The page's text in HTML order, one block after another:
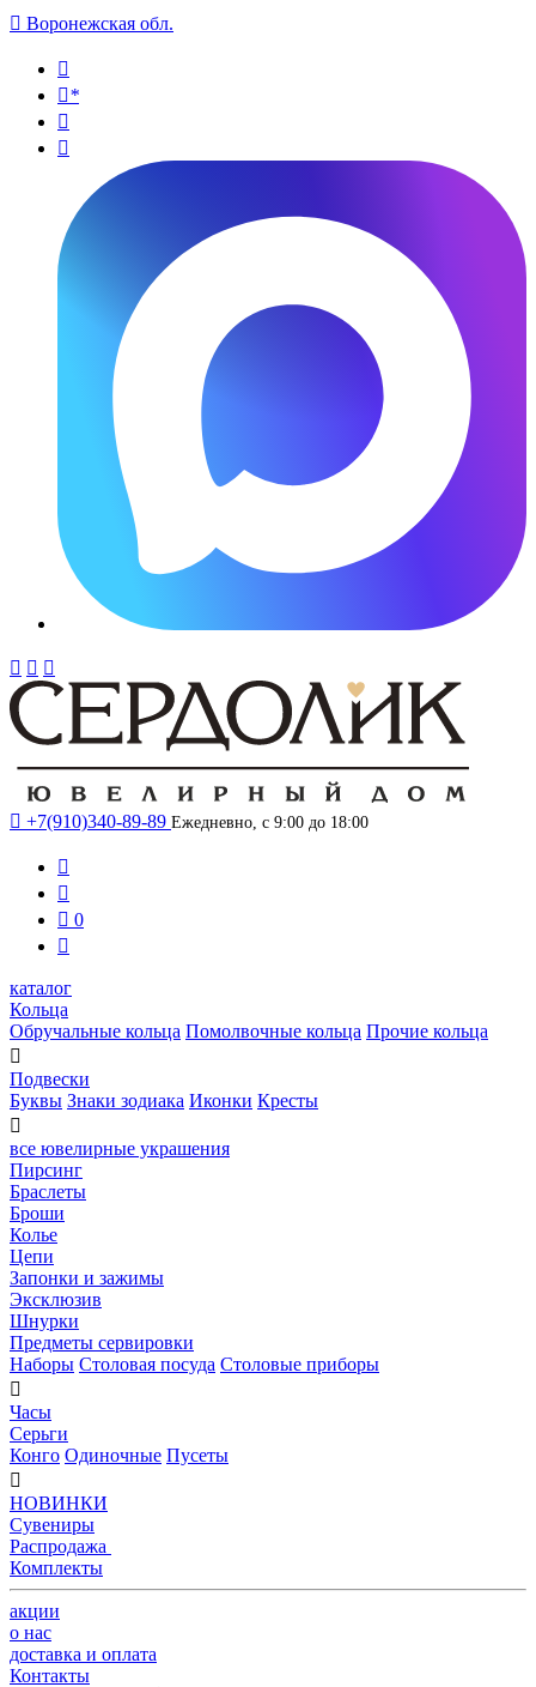
 Воронежская обл.

*


  
 +7(910)340-89-89 Ежедневно, с 9:00 до 18:00


 0

каталог
Кольца
Обручальные кольца Помолвочные кольца Прочие кольца

Подвески
Буквы Знаки зодиака Иконки Кресты

все ювелирные украшения
Пирсинг
Браслеты
Броши
Колье
Цепи
Запонки и зажимы
Эксклюзив
Шнурки
Предметы сервировки
Наборы Столовая посуда Столовые приборы

Часы
Серьги
Конго Одиночные Пусеты

НОВИНКИ
Сувениры
Распродажа
Комплекты
акции
о нас
доставка и оплата
Контакты